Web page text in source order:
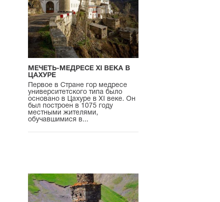
МЕЧЕТЬ-МЕДРЕСЕ XI ВЕКА В
ЦАХУРЕ
Первое в Стране гор медресе
университетского типа было
основано в Цахуре в XI веке. Он
был построен в 1075 году
местными жителями,
обучавшимися в...